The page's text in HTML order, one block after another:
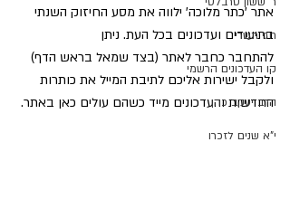
חגי תשרי
קו העדכונים הרשמי
הרב יעקב כהן
י"א שנים לזכרו
אתר 'כתר מלוכה' ילווה את מסע החיזוק השנתי
בתיעודים ועדכונים בכל העת. ניתן
להתחבר כחבר לאתר (בצד שמאל בראש הדף)
ולקבל ישירות אליכם לתיבת המייל את כותרות
החדשות והעדכונים מייד כשהם עולים כאן באתר.